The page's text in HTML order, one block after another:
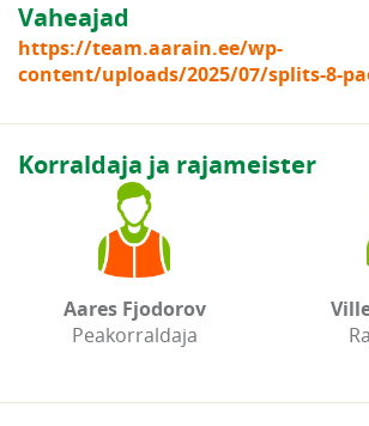
Vaheajad
https://team.aarain.ee/wp-
content/uploads/2025/07/splits-8-
Korraldaja ja rajameister
Aares Fjodorov
Peakorraldaja